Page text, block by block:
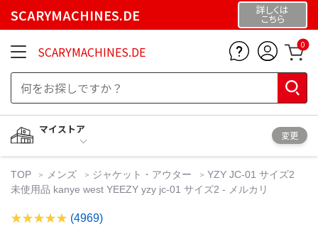
SCARYMACHINES.DE 詳しくは
こちら
SCARYMACHINES.DE 0
マイストア
変更
TOP メンズ ジャケット・アウター
YZY JC-01 サイズ2
未使用品 kanye west YEEZY yzy jc-01 サイズ2 - メルカリ
(4969)